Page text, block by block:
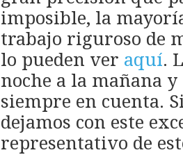
imposible, la
trabajo riguroso de
lo pueden ver aquí.
noche a la mañana
siempre en cuenta.
dejamos con este
representativo de